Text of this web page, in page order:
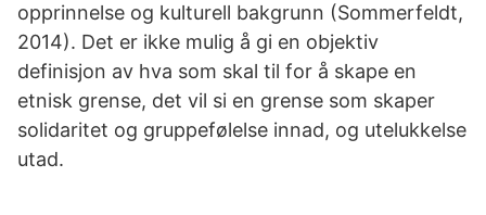
opprinnelse og kulturell bakgrunn (Sommerfeldt,
2014). Det er ikke mulig å gi en objektiv
definisjon av hva som skal til for å skape en
etnisk grense, det vil si en grense som skaper
solidaritet og gruppefølelse innad, og utelukkelse
utad.